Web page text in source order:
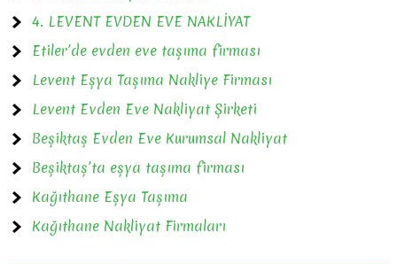
4. LEVENT EVDEN EVE NAKLİYAT
Etiler’de evden eve taşıma firması
Levent Eşya Taşıma Nakliye Firması
Levent Evden Eve Nakliyat Şirketi
Beşiktaş Evden Eve Kurumsal Nakliyat
Beşiktaş’ta eşya taşıma firması
Kağıthane Eşya Taşıma
Kağıthane Nakliyat Firmaları